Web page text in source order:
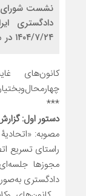
نشست شورای
۱۴۰۴/۷/۲۴ در محل اتحادیه برگزار شد.
کانون‌های
***
دستور اول:
مصوبه:
راستای تسریع
مجوز‌ها
دادگستری